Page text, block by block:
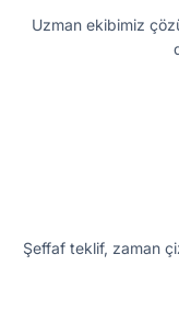
Uzman ekibimiz
Şeffaf teklif, zaman